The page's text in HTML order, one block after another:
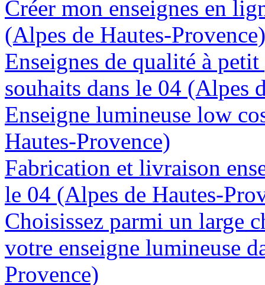
Créer mon enseignes en
(Alpes de Hautes-Provence)
Enseignes de qualité à
souhaits dans le 04 (Alpes
Enseigne lumineuse low
Hautes-Provence)
Fabrication et livraison
le 04 (Alpes de Hautes-
Choisissez parmi un large
votre enseigne lumineuse
Provence)